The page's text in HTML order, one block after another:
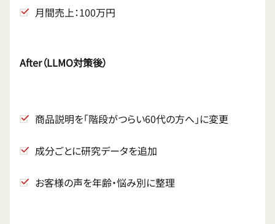
月間売上：100万円
After（LLMO対策後）
商品説明を「階段がつらい60代の方へ」に変更
成分ごとに研究データを追加
お客様の声を年齢・悩み別に整理